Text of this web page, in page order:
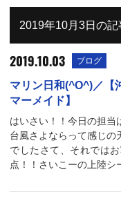
2019年10月3日の記
2019.10.03 ブログ
マリン日和(^O^)／【
マーメイド】
はいさい！！今日の担当
台風さよならって感じの
でしたさて、それでは
点！！さいこーの上陸シ